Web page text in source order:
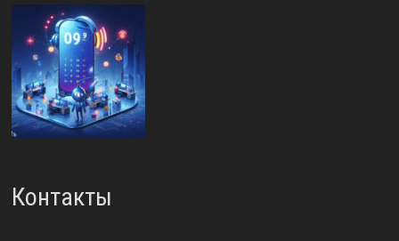
Контакты